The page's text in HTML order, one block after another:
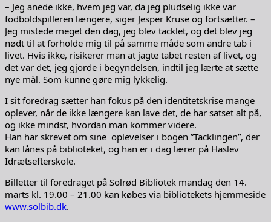
– Jeg anede ikke, hvem jeg var, da jeg pludselig ikke var
fodboldspilleren længere, siger Jesper Kruse og fortsætter. –
Jeg mistede meget den dag, jeg blev tacklet, og det blev jeg
nødt til at forholde mig til på samme måde som andre tab i
livet. Hvis ikke, risikerer man at jagte tabet resten af livet, og
det var det, jeg gjorde i begyndelsen, indtil jeg lærte at sætte
nye mål. Som kunne gøre mig lykkelig.
I sit foredrag sætter han fokus på den identitetskrise mange
oplever, når de ikke længere kan lave det, de har satset alt på,
og ikke mindst, hvordan man kommer videre.
Han har skrevet om sine oplevelser i bogen ”Tacklingen”, der
kan lånes på biblioteket, og han er i dag lærer på Haslev
Idrætsefterskole.
Billetter til foredraget på Solrød Bibliotek mandag den 14.
marts kl. 19.00 – 21.00 kan købes via bibliotekets hjemmeside
www.solbib.dk.